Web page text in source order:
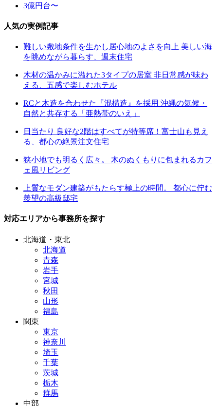
3億円台〜
人気の実例記事
難しい敷地条件を生かし居心地のよさを向上 美しい海
を眺めながら暮らす、週末住宅
木材の温かみに溢れた3タイプの居室 非日常感が味わ
える、五感で楽しむホテル
RCと木造を合わせた『混構造』を採用 沖縄の気候・
自然と共存する「亜熱帯のいえ」
日当たり 良好な2階はすべてが特等席！富士山も見え
る、都心の絶景注文住宅
狭小地でも明るく広々。 木のぬくもりに包まれるカフ
ェ風リビング
上質なモダン建築がもたらす極上の時間。 都心に佇む
羨望の高級邸宅
対応エリアから事務所を探す
北海道・東北
北海道
青森
岩手
宮城
秋田
山形
福島
関東
東京
神奈川
埼玉
千葉
茨城
栃木
群馬
中部